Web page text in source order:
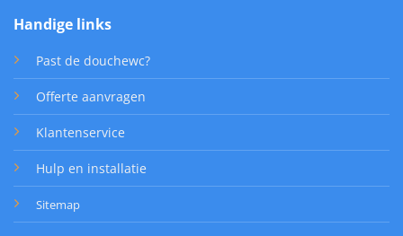
Handige links
Past de douchewc?
Offerte aanvragen
Klantenservice
Hulp en installatie
Sitemap